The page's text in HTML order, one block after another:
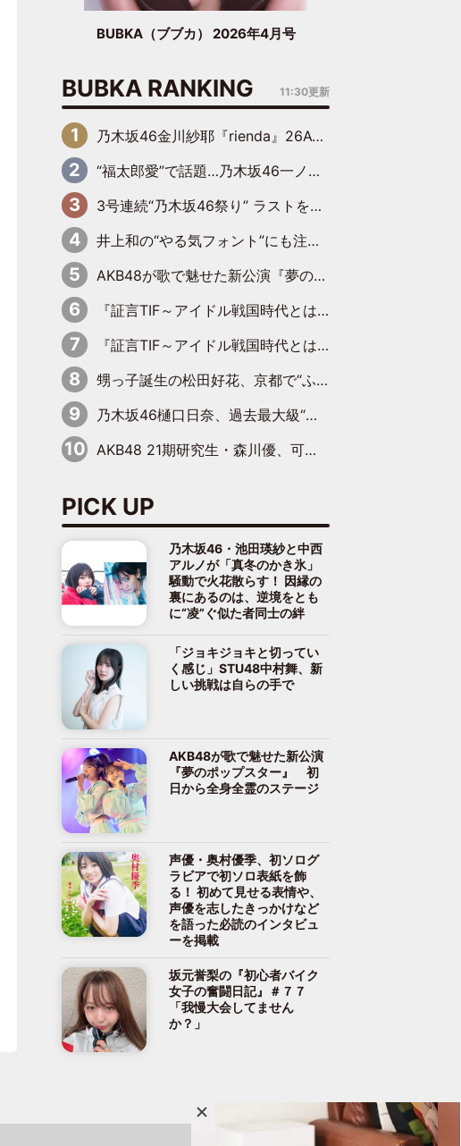
BUBKA（ブブカ） 2026年4月号
BUBKA RANKING 11:30更新
乃木坂46金川紗耶『rienda』26AW LOOKモデルに就任
“福太郎愛”で話題…乃木坂46一ノ瀬美空、地元福岡『めんべい25周年トップサポーター』に就任
3号連続“乃木坂46祭り” ラストを飾るのは賀喜遥香…5年ぶりの登場に「5年分大人になった私を見ていただけたら」
井上和の“やる気フォント”にも注目 乃木坂46が挑んだ書道パフォーマンスの舞台裏
AKB48が歌で魅せた新公演『夢のポップスター』 初日から全身全霊のステージ
『証言TIF～アイドル戦国時代とはなんだったのか～』第6回：でんぱ組.inc・古川未鈴×相沢梨紗「『ハロプロやりたかったな』って言ったら、夢眠ねむさんに『てめえはでんぱ組．incなんだよ！』って肩パンされて(笑)」
『証言TIF～アイドル戦国時代とはなんだったのか～』第11回：私立恵比寿中学・真山りか×安本彩花「TIFで10年ぶりのキョンシーメイクをしたら、場を完全に引かせてしまって。時代が変わったんだなって」
甥っ子誕生の松田好花、京都で“ふたつの家族”をはしご！ “母”黒谷友香に見送られ、“父”松岡昌宏とはハシゴ酒
乃木坂46樋口日奈、過去最大級“大人の色気”あふれる入浴姿披露
AKB48 21期研究生・森川優、可愛さもある大人の女性に
PICK UP
乃木坂46・池田瑛紗と中西
アルノが「真冬のかき氷」
騒動で火花散らす！ 因縁の
裏にあるのは、逆境をとも
に“凌”ぐ似た者同士の絆
「ジョキジョキと切ってい
く感じ」STU48中村舞、新
しい挑戦は自らの手で
AKB48が歌で魅せた新公演
『夢のポップスター』 初
日から全身全霊のステージ
声優・奥村優季、初ソログ
ラビアで初ソロ表紙を飾
る！ 初めて見せる表情や、
声優を志したきっかけなど
を語った必読のインタビュ
ーを掲載
坂元誉梨の『初心者バイク
女子の奮闘日記』＃７７
「我慢大会してません
か？」